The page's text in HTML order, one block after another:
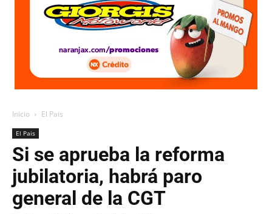
Inicio El Pais
El Pais
Si se aprueba la reforma
jubilatoria, habrá paro
general de la CGT